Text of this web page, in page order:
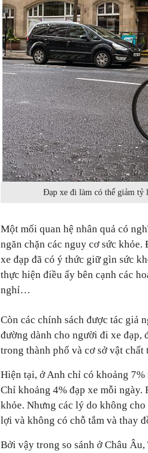
Đạp xe đi làm có thể giảm tỷ
Một mối quan hệ nhân quả có
ngăn chặn các nguy cơ sức
xe đạp đã có ý thức giữ gìn sức
thực hiện điều ấy bên cạnh các
nghỉ…
Còn các chính sách được tác giả
đường dành cho người đi xe đạp,
trong thành phố và cơ sở vật
Hiện tại, ở Anh chỉ có khoảng
Chỉ khoảng 4% đạp xe mỗi ngày.
khỏe. Nhưng các lý do không
lợi và không có chỗ tắm và thay
Bởi vậy trong so sánh ở Châu